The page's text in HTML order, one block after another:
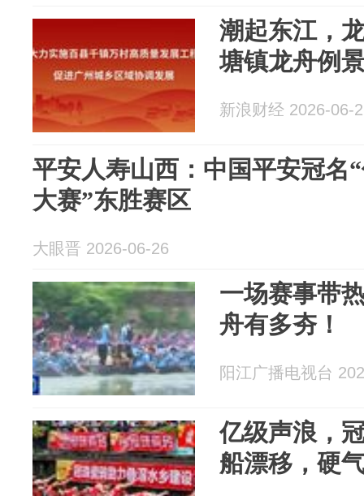
潮起东江，
塘镇龙舟例
新浪财经 2026-06-
平安人寿山西：中国平安冠名
大赛”东胜赛区
大眼晋 2026-06-26
一场赛事带
舟有多夯！
阳江广播电视台
亿级声浪，
船漂移，硬